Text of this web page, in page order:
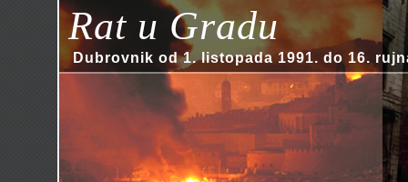
Rat u Gradu
Dubrovnik od 1. listopada 1991. do 16.